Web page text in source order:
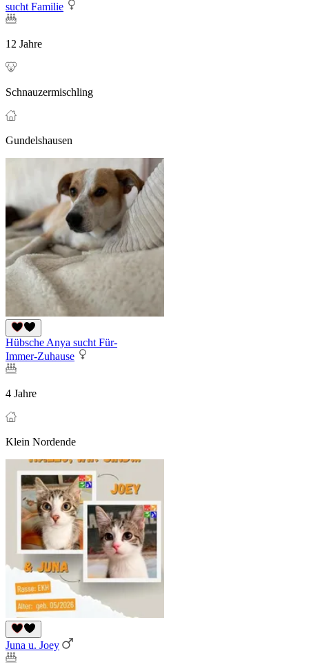
sucht Familie
12 Jahre
Schnauzermischling
Gundelshausen
Hübsche Anya sucht Für-
Immer-Zuhause
4 Jahre
Klein Nordende
Juna u. Joey